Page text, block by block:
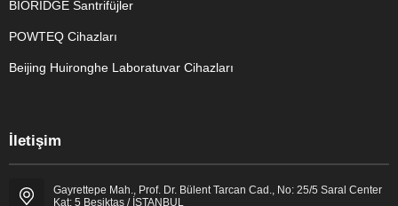
BIORIDGE Santrifüjler
POWTEQ Cihazları
Beijing Huironghe Laboratuvar Cihazları
İletişim
Gayrettepe Mah., Prof. Dr. Bülent Tarcan Cad., No: 25/5 Saral Center
Kat: 5 Beşiktaş / İSTANBUL